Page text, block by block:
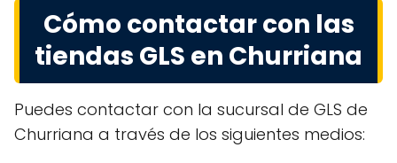
Cómo contactar con las
tiendas GLS en Churriana
Puedes contactar con la sucursal de GLS de
Churriana a través de los siguientes medios: